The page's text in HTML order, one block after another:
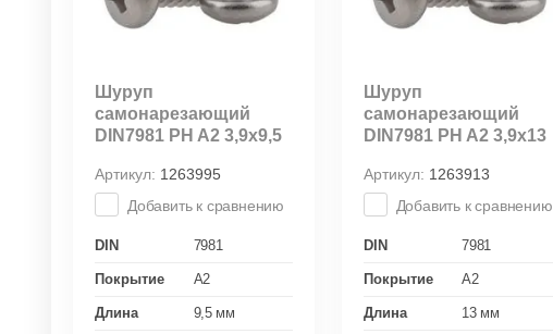
Шуруп
самонарезающий
DIN7981 PH A2 3,9х9,5
Артикул: 1263995
Добавить к сравнению
DIN 7981
Покрытие A2
Длина 9,5 мм
Шуруп
самонарезающий
DIN7981 PH A2 3,9х13
Артикул: 1263913
Добавить к сравнению
DIN 7981
Покрытие A2
Длина 13 мм